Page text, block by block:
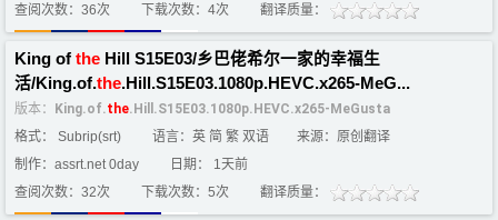
查阅次数：36次
下载次数：4次 翻译质量：
King of the Hill S15E03/乡巴佬希尔一家的幸福生
活/King.of.the.Hill.S15E03.1080p.HEVC.x265-MeG...
版本： King.of.the.Hill.S15E03.1080p.HEVC.x265-MeGusta
格式： Subrip(srt)
语言：英 简 繁 双语
来源：原创翻译
制作：assrt.net 0day
日期： 1天前
查阅次数：32次
下载次数：5次 翻译质量：